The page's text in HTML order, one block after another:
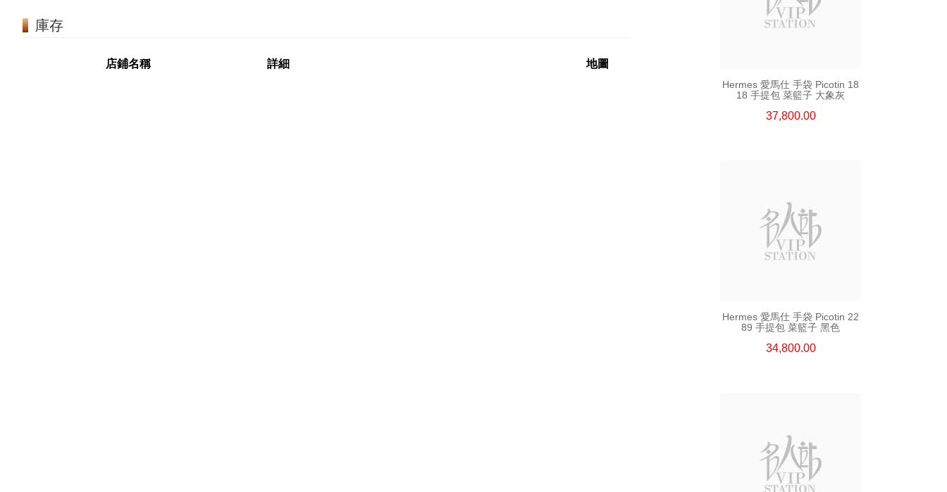
庫存
店鋪名稱 詳細 地圖
Hermes 愛馬仕 手袋 Picotin 18
18 手提包 菜籃子 大象灰
37,800.00
Hermes 愛馬仕 手袋 Picotin 22
89 手提包 菜籃子 黑色
34,800.00